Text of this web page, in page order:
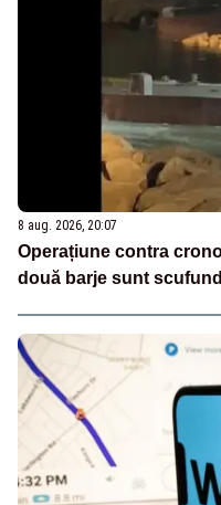
8 aug. 2026, 20:07
Operațiune contra
două barje sunt